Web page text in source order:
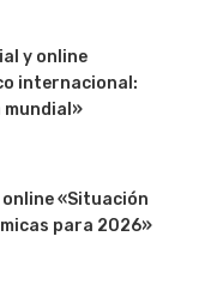
y online
internacional:
mundial»
«Situación
para 2026»